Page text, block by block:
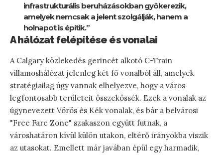
infrastrukturális beruházásokban gyökerezik,
amelyek nemcsak a jelent szolgálják, hanem a
holnapot is építik.”
A hálózat felépítése és vonalai
A Calgary közlekedés gerincét alkotó C-Train
villamoshálózat jelenleg két fő vonalból áll, amelyek
stratégiailag úgy vannak elhelyezve, hogy a város
legfontosabb területeit összekössék. Ezek a vonalak az
úgynevezett Vörös és Kék vonalak, és bár a belvárosi
"Free Fare Zone" szakaszon együtt futnak, a
városhatáron kívül külön utakon, eltérő irányokba viszik
az utasokat. Emellett már javában épül egy harmadik,